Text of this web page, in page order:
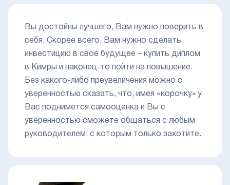
Вы достойны лучшего, Вам нужно поверить в
себя. Скорее всего, Вам нужно сделать
инвестицию в свое будущее – купить диплом
в Кимры и наконец-то пойти на повышение.
Без какого-либо преувеличения можно с
уверенностью сказать, что, имея «корочку» у
Вас поднимется самооценка и Вы с
уверенностью сможете общаться с любым
руководителем, с которым только захотите.